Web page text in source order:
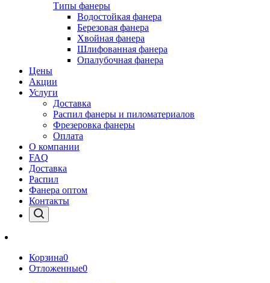
Типы фанеры
Водостойкая фанера
Березовая фанера
Хвойная фанера
Шлифованная фанера
Опалубочная фанера
Цены
Акции
Услуги
Доставка
Распил фанеры и пиломатериалов
Фрезеровка фанеры
Оплата
О компании
FAQ
Доставка
Распил
Фанера оптом
Контакты
Корзина0
Отложенные0